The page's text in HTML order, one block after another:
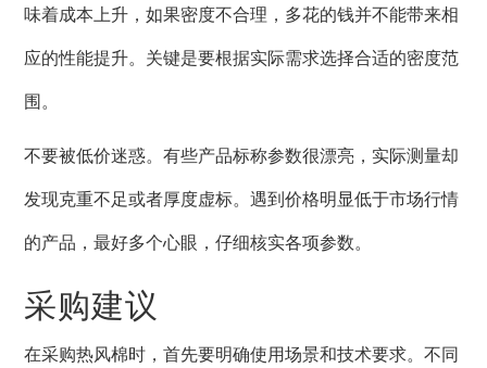
味着成本上升，如果密度不合理，多花的钱并不能带来相
应的性能提升。关键是要根据实际需求选择合适的密度范
围。
不要被低价迷惑。有些产品标称参数很漂亮，实际测量却
发现克重不足或者厚度虚标。遇到价格明显低于市场行情
的产品，最好多个心眼，仔细核实各项参数。
采购建议
在采购热风棉时，首先要明确使用场景和技术要求。不同